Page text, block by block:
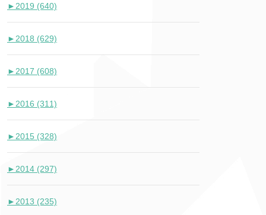
► 2019 (640)
► 2018 (629)
► 2017 (608)
► 2016 (311)
► 2015 (328)
► 2014 (297)
► 2013 (235)